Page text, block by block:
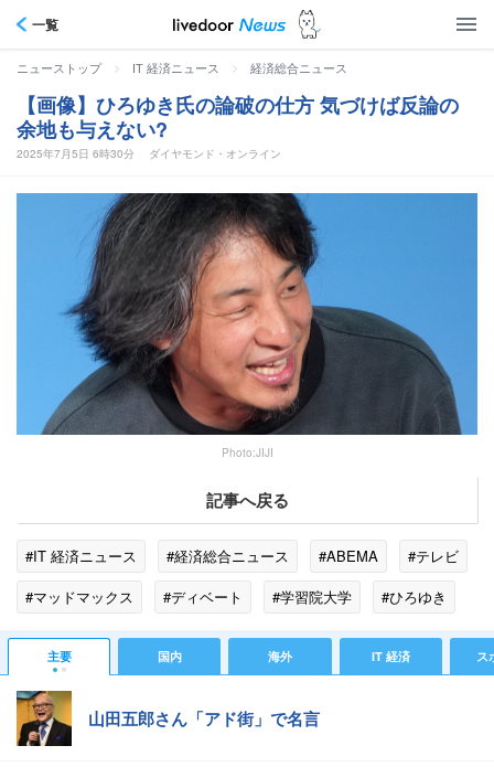
一覧
ニューストップ > IT 経済ニュース > 経済総合ニュース
【画像】ひろゆき氏の論破の仕方 気づけば反論の
余地も与えない?
2025年7月5日 6時30分 ダイヤモンド・オンライン
Photo:JIJI
記事へ戻る
#IT 経済ニュース #経済総合ニュース #ABEMA
#テレビ
#マッドマックス
#ディベート #学習院大学
#ひろゆき
#テレビ朝日
#トレンド
主要 国内 海外 IT 経済 ス
山田五郎さん「アド街」で名言